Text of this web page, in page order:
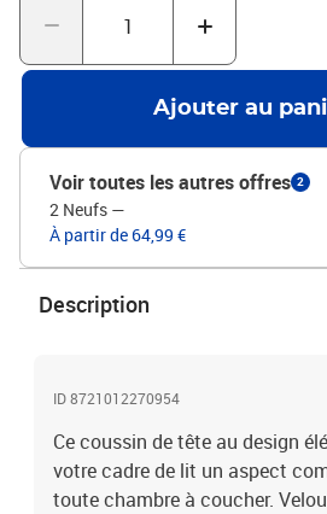
notre boutique, il suffit d'enlever la
alors une tête de lit confortable ! Beauté
losange avec des pointes ajoutent à la
de lit rembourrée. Bon à savoir :La livraison comprend uniquement
le coussin de tête. Le cadre de lit et le
Vous pouvez consulter notre boutique
assortis.Couleur : noirMatériau : velours
polyester)Matériau de remplissage :
48 cm (L x l x H)Largeur de matelas
chaîne : PiranAssemblage requis : oui
Ajouter au
Voir toutes les autres offres 2
2 Neufs —
À partir de 64,99 €
Description
ID 8721012270954
Ce coussin de tête au design
votre cadre de lit un aspect
toute chambre à coucher.